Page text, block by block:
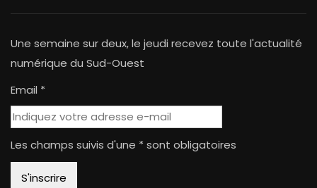
Une semaine sur deux, le jeudi recevez toute l'actualité
numérique du Sud-Ouest
Email *
Les champs suivis d'une * sont obligatoires